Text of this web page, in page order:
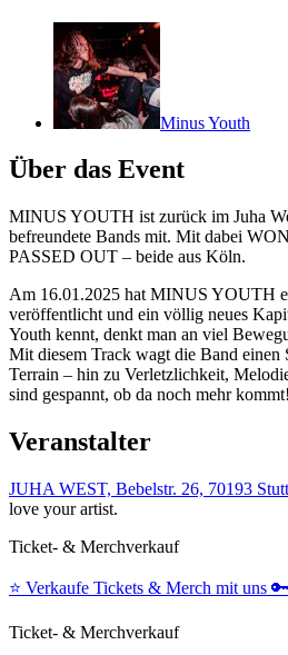
Minus Youth
Über das Event
MINUS YOUTH ist zurück im Juha
befreundete Bands mit. Mit dabei
PASSED OUT – beide aus Köln.
Am 16.01.2025 hat MINUS YOUTH
veröffentlicht und ein völlig neues
Youth kennt, denkt man an viel
Mit diesem Track wagt die Band einen
Terrain – hin zu Verletzlichkeit,
sind gespannt, ob da noch mehr kommt!
Veranstalter
JUHA WEST, Bebelstr. 26, 70193
love your artist.
Ticket- & Merchverkauf
⭐️ Verkaufe Tickets & Merch mit uns 🔑
Ticket- & Merchverkauf